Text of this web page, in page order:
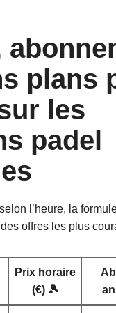
plans
les
padel
l’heure, la
offres les plus
Prix horaire
(€) 🎾